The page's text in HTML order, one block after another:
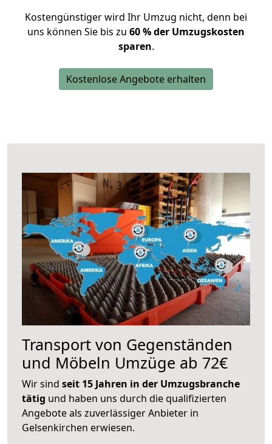
Kostengünstiger wird Ihr Umzug nicht, denn bei
uns können Sie bis zu 60 % der Umzugskosten
sparen.
Kostenlose Angebote erhalten
Transport von Gegenständen
und Möbeln Umzüge ab 72€
Wir sind seit 15 Jahren in der Umzugsbranche
tätig und haben uns durch die qualifizierten
Angebote als zuverlässiger Anbieter in
Gelsenkirchen erwiesen.